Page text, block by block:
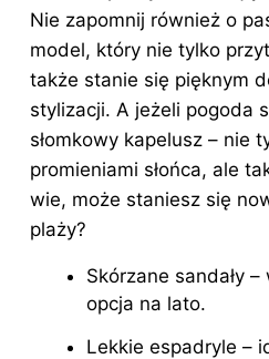
Nie zapomnij również o
model, który nie tylko
także stanie się pięknym
stylizacji. A jeżeli pogoda
słomkowy kapelusz – nie
promieniami słońca, ale
wie, może staniesz się
plaży?
Skórzane sandały
opcja na lato.
Lekkie espadryle –